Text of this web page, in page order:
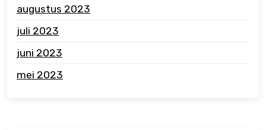
augustus 2023
juli 2023
juni 2023
mei 2023